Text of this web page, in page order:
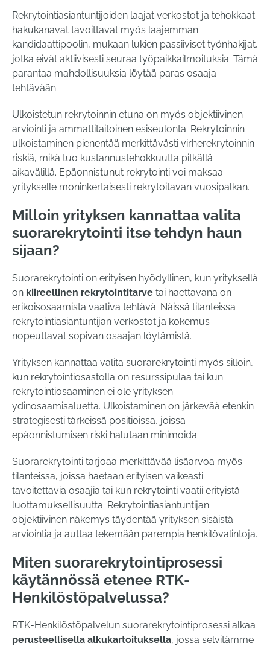
Rekrytointiasiantuntijoiden laajat verkostot ja tehokkaat
hakukanavat tavoittavat myös laajemman
kandidaattipoolin, mukaan lukien passiiviset työnhakijat,
jotka eivät aktiivisesti seuraa työpaikkailmoituksia. Tämä
parantaa mahdollisuuksia löytää paras osaaja
tehtävään.
Ulkoistetun rekrytoinnin etuna on myös objektiivinen
arviointi ja ammattitaitoinen esiseulonta. Rekrytoinnin
ulkoistaminen pienentää merkittävästi virherekrytoinnin
riskiä, mikä tuo kustannustehokkuutta pitkällä
aikavälillä. Epäonnistunut rekrytointi voi maksaa
yritykselle moninkertaisesti rekrytoitavan vuosipalkan.
Milloin yrityksen kannattaa valita
suorarekrytointi itse tehdyn haun
sijaan?
Suorarekrytointi on erityisen hyödyllinen, kun yrityksellä
on kiireellinen rekrytointitarve tai haettavana on
erikoisosaamista vaativa tehtävä. Näissä tilanteissa
rekrytointiasiantuntijan verkostot ja kokemus
nopeuttavat sopivan osaajan löytämistä.
Yrityksen kannattaa valita suorarekrytointi myös silloin,
kun rekrytointiosastolla on resurssipulaa tai kun
rekrytointiosaaminen ei ole yrityksen
ydinosaamisaluetta. Ulkoistaminen on järkevää etenkin
strategisesti tärkeissä positioissa, joissa
epäonnistumisen riski halutaan minimoida.
Suorarekrytointi tarjoaa merkittävää lisäarvoa myös
tilanteissa, joissa haetaan erityisen vaikeasti
tavoitettavia osaajia tai kun rekrytointi vaatii erityistä
luottamuksellisuutta. Rekrytointiasiantuntijan
objektiivinen näkemys täydentää yrityksen sisäistä
arviointia ja auttaa tekemään parempia henkilövalintoja.
Miten suorarekrytointiprosessi
käytännössä etenee RTK-
Henkilöstöpalvelussa?
RTK-Henkilöstöpalvelun suorarekrytointiprosessi alkaa
perusteellisella alkukartoituksella, jossa selvitämme